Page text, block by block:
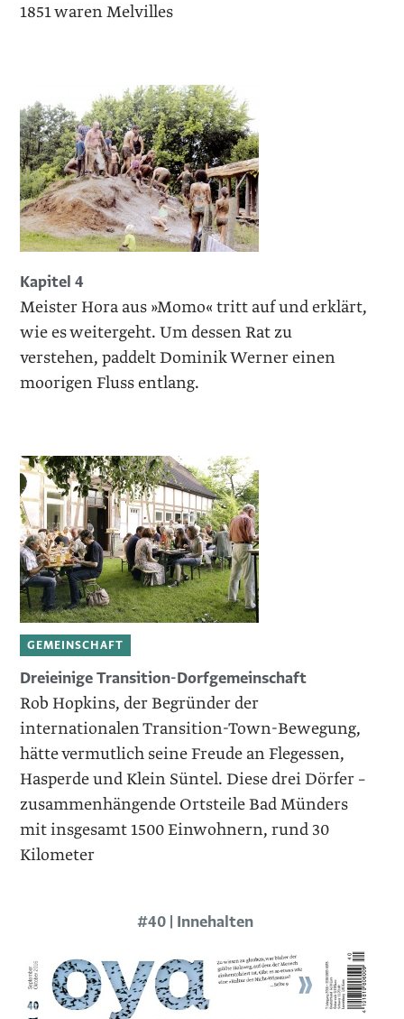
1851 waren Melvilles
Kapitel 4
Meister Hora aus »Momo« tritt auf und erklärt,
wie es weitergeht. Um dessen Rat zu
verstehen, paddelt Dominik Werner einen
moorigen Fluss entlang.
GEMEINSCHAFT
Dreieinige Transition-Dorfgemeinschaft
Rob Hopkins, der Begründer der
internationalen Transition-Town-Bewegung,
hätte vermutlich seine Freude an Flegessen,
Hasperde und Klein Süntel. Diese drei Dörfer –
zusammenhängende Ortsteile Bad Münders
mit insgesamt 1500 Einwohnern, rund 30
Kilometer
#40 | Innehalten